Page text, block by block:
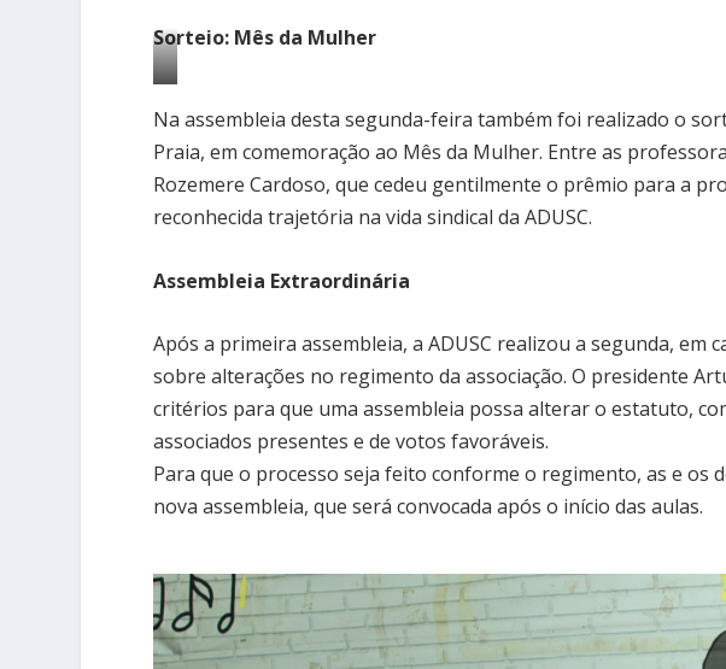
Sorteio: Mês da Mulher
Professora
Rozemere
cumprimenta
o
presidente
Adusc
Samana
Na assembleia desta segunda-feira também foi realizado o
Praia, em comemoração ao Mês da Mulher. Entre as
Rozemere Cardoso, que cedeu gentilmente o prêmio para a
reconhecida trajetória na vida sindical da ADUSC.
Assembleia Extraordinária
Após a primeira assembleia, a ADUSC realizou a segunda,
sobre alterações no regimento da associação. O presidente
critérios para que uma assembleia possa alterar o estatuto,
associados presentes e de votos favoráveis.
Para que o processo seja feito conforme o regimento, as e os
nova assembleia, que será convocada após o início das aulas.